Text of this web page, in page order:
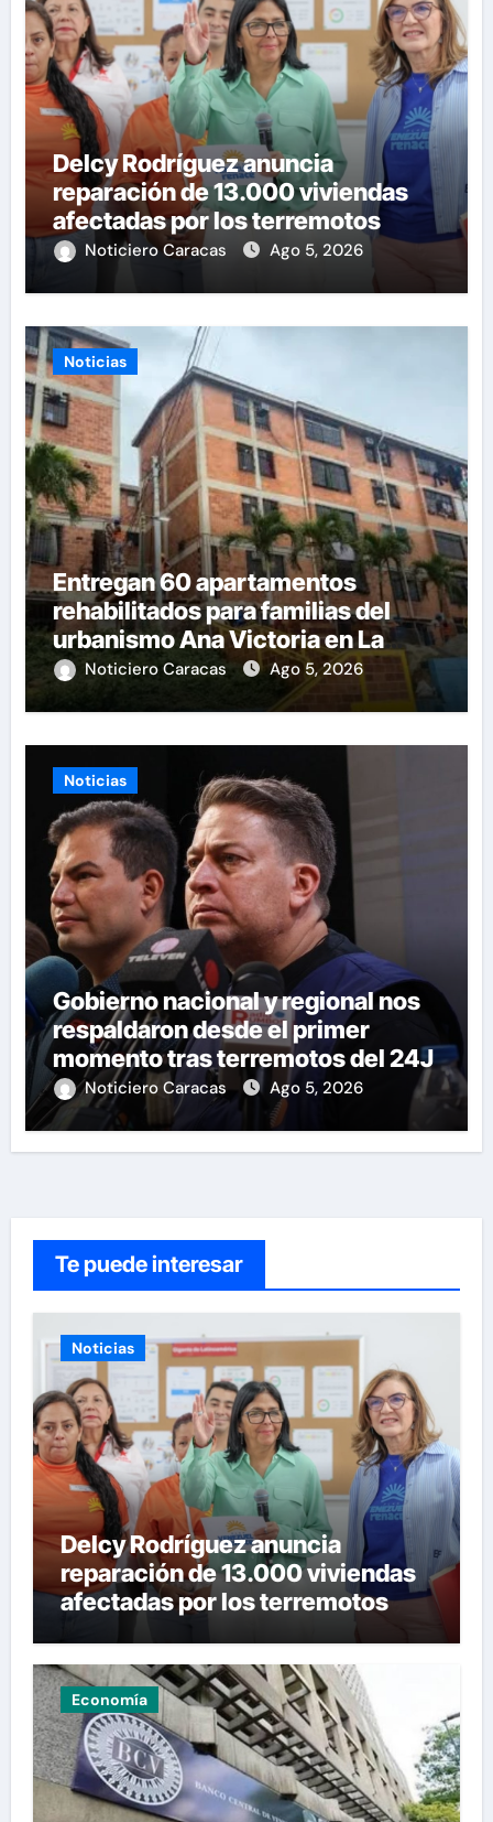
Delcy Rodríguez anuncia
reparación de 13.000 viviendas
afectadas por los terremotos
Noticiero Caracas Ago 5, 2026
Noticias
Entregan 60 apartamentos
rehabilitados para familias del
urbanismo Ana Victoria en La
Guaira
Noticiero Caracas Ago 5, 2026
Noticias
Gobierno nacional y regional nos
respaldaron desde el primer
momento tras terremotos del 24J
Noticiero Caracas Ago 5, 2026
Te puede interesar
Noticias
Delcy Rodríguez anuncia
reparación de 13.000 viviendas
afectadas por los terremotos
Economía